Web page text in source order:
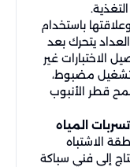
باستخدام
يتحرك بعد
الاختبارات غير
تشغيل مضبوط،
قطر الأنبوب
المياه
الاشتباه
إلى فني سباكة